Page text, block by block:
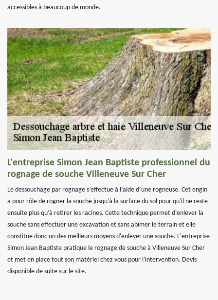
accessibles à beaucoup de monde.
L'entreprise Simon Jean Baptiste professionnel du
rognage de souche Villeneuve Sur Cher
Le dessouchage par rognage s’effectue à l’aide d’une rogneuse. Cet engin
a pour rôle de rogner la souche jusqu’à la surface du sol pour qu'il ne reste
ensuite plus qu’à retirer les racines. Cette technique permet d’enlever la
souche sans effectuer une excavation et sans abîmer le terrain et elle
constitue donc un des meilleurs moyens d'enlever une souche. L'entreprise
Simon Jean Baptiste pratique le rognage de souche à Villeneuve Sur Cher
et met en place tout son matériel chez vous pour l'intervention. Devis
disponible de suite sur le site.